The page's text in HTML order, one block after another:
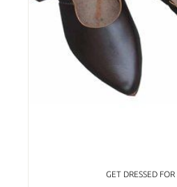
GET DRESSED